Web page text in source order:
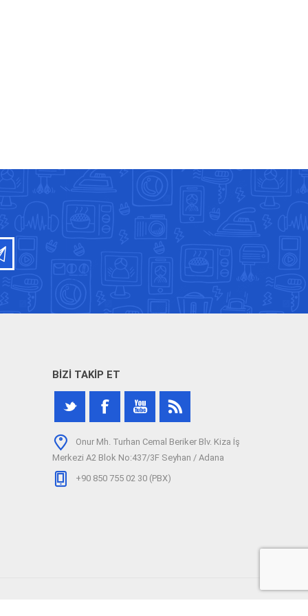
BIZI TAKIP ET
Onur Mh. Turhan Cemal Beriker Blv. Kiza İş
Merkezi A2 Blok No:437/3F Seyhan / Adana
+90 850 755 02 30 (PBX)